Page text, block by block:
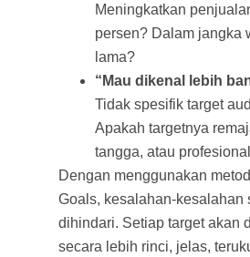
Meningkatkan
persen? Dalam jangka
lama?
“Mau dikenal lebih
Tidak spesifik target
Apakah targetnya
tangga, atau
Dengan menggunakan
Goals, kesalahan-kesalahan
dihindari. Setiap target akan
secara lebih rinci, jelas,